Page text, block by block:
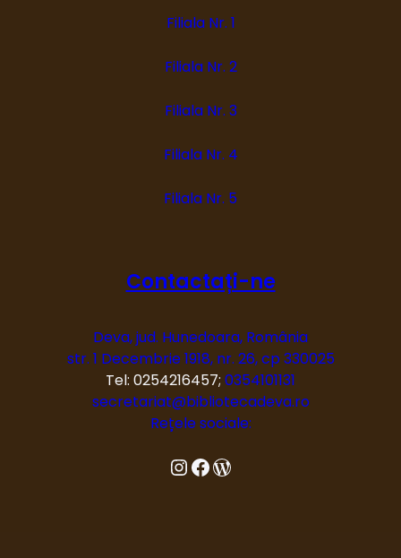
Filiala Nr. 1
Filiala Nr. 2
Filiala Nr. 3
Filiala Nr. 4
Filiala Nr. 5
Contactați-ne
Deva, jud. Hunedoara, România
str. 1 Decembrie 1918, nr. 26, cp 330025
Tel: 0254216457; 0354101131
secretariat@bibliotecadeva.ro
Rețele sociale:
InstagramFacebook Blog